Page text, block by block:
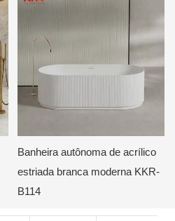
profunda, circular, bege fosco.
Banheira autônoma de acrílico
estriada branca moderna KKR-
B114